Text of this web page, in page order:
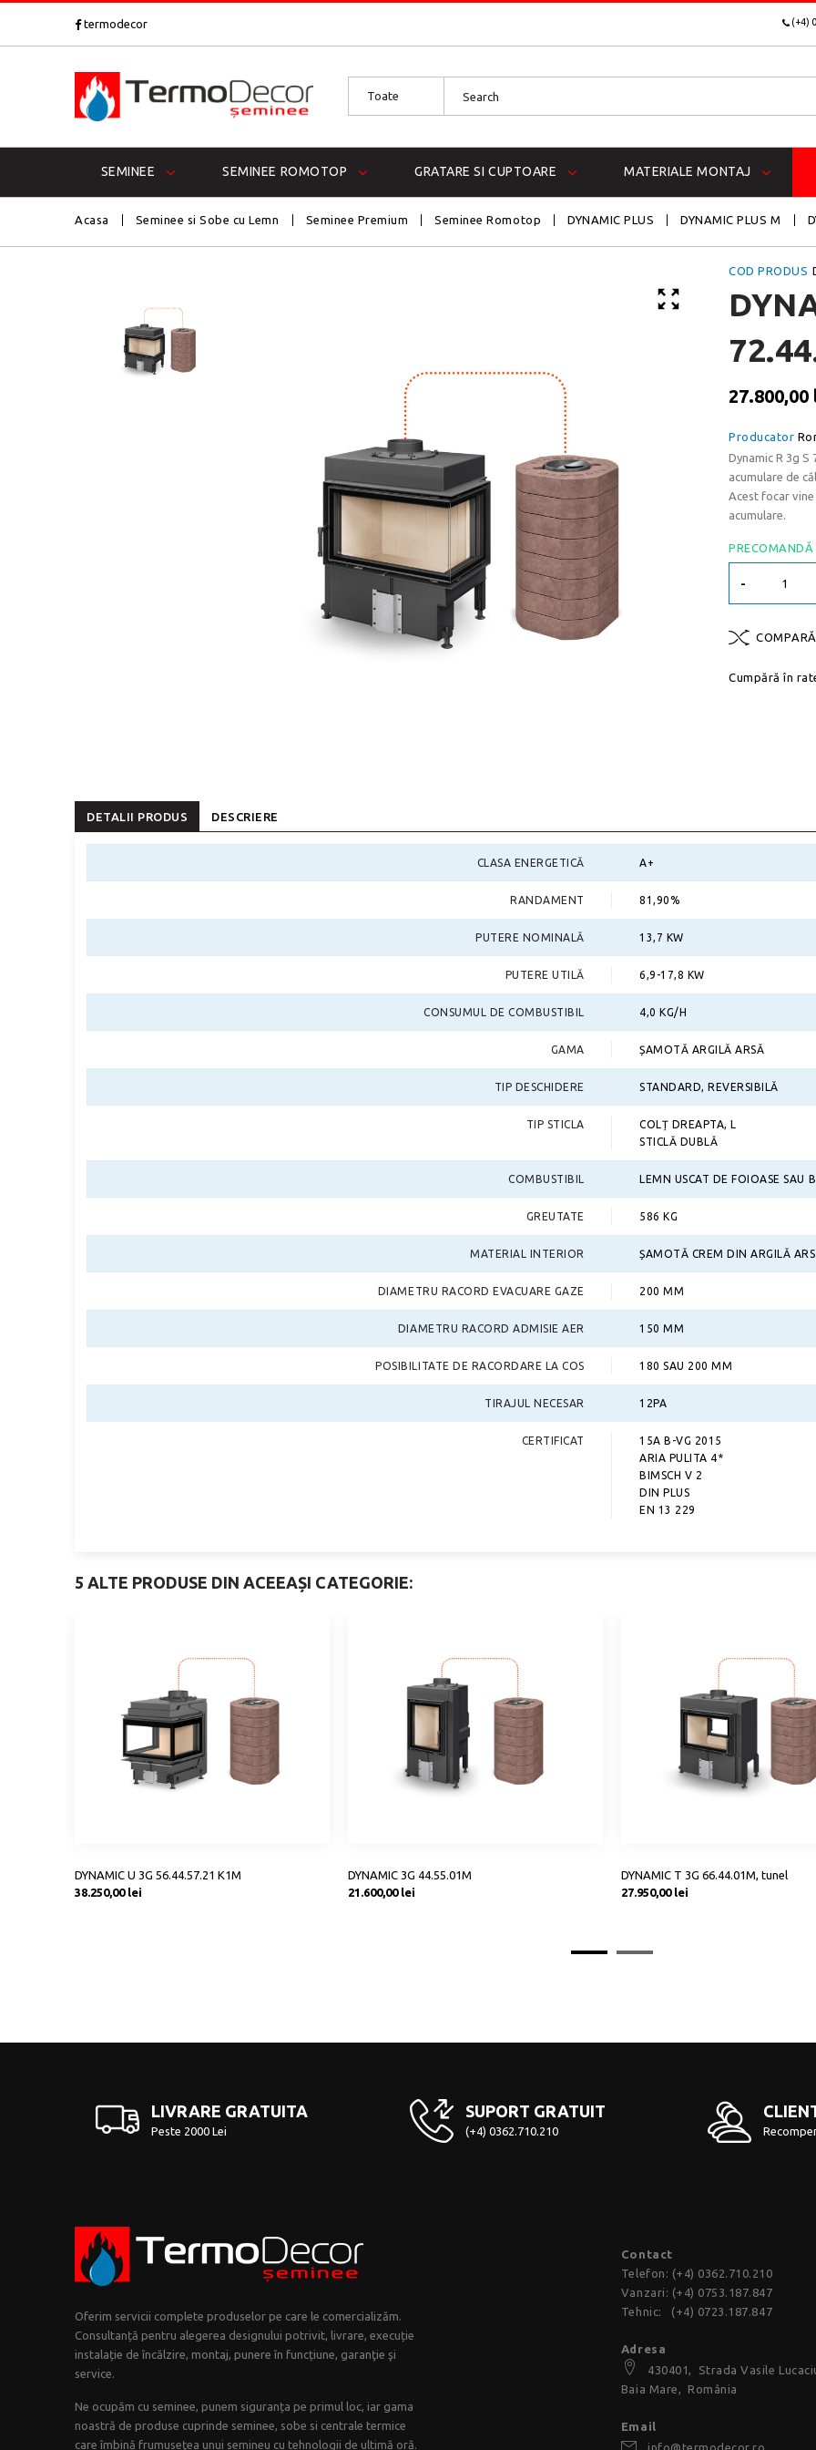
termodecor (+4)
SEMINEE SEMINEE ROMOTOP GRATARE SI CUPTOARE MATERIALE MONTAJ
Acasa Seminee si Sobe cu Lemn Seminee Premium Seminee Romotop DYNAMIC PLUS DYNAMIC PLUS M
COD PRODUS
27.800,00
Producator
Dynamic R 3g S
acumulare de
Acest focar
acumulare.
PRECOMANDĂ
-
Cumpără în
DETALII PRODUS DESCRIERE
CLASA ENERGETICĂ A+
RANDAMENT 81,90%
PUTERE NOMINALĂ 13,7 KW
PUTERE UTILĂ 6,9-17,8 KW
CONSUMUL DE COMBUSTIBIL 4,0 KG/H
GAMA ȘAMOTĂ ARGILĂ ARSĂ
TIP DESCHIDERE STANDARD, REVERSIBILĂ
TIP STICLA
COLȚ DREAPTA, L
STICLĂ DUBLĂ
COMBUSTIBIL LEMN USCAT DE FOIOASE SAU
GREUTATE 586 KG
MATERIAL INTERIOR ȘAMOTĂ CREM DIN ARGILĂ
DIAMETRU RACORD EVACUARE GAZE 200 MM
DIAMETRU RACORD ADMISIE AER 150 MM
POSIBILITATE DE RACORDARE LA COS 180 SAU 200 MM
TIRAJUL NECESAR 12PA
CERTIFICAT
15A B-VG 2015
ARIA PULITA 4*
BIMSCH V 2
DIN PLUS
EN 13 229
5 ALTE PRODUSE DIN ACEEAȘI CATEGORIE:
DYNAMIC U 3G 56.44.57.21 K1M
Preț
38.250,00 lei
DYNAMIC 3G 44.55.01M
Preț
21.600,00 lei
DYNAMIC T 3G 66.44.01M, tunel
Preț
27.950,00 lei
LIVRARE GRATUITA
Peste 2000 Lei
SUPORT GRATUIT
(+4) 0362.710.210
Oferim servicii complete produselor pe care le comercializăm.
Consultanță pentru alegerea designului potrivit, livrare, execuție
instalație de încălzire, montaj, punere în funcțiune, garanţie şi
service.
Ne ocupăm cu seminee, punem siguranța pe primul loc, iar gama
noastră de produse cuprinde seminee, sobe si centrale termice
care îmbină frumuseţea unui semineu cu tehnologii de ultimă oră.
Contact
Telefon: (+4) 0362.710.210
Vanzari: (+4) 0753.187.847
Tehnic:
(+4) 0723.187.847
Adresa
430401, Strada Vasile
Baia Mare, România
Email